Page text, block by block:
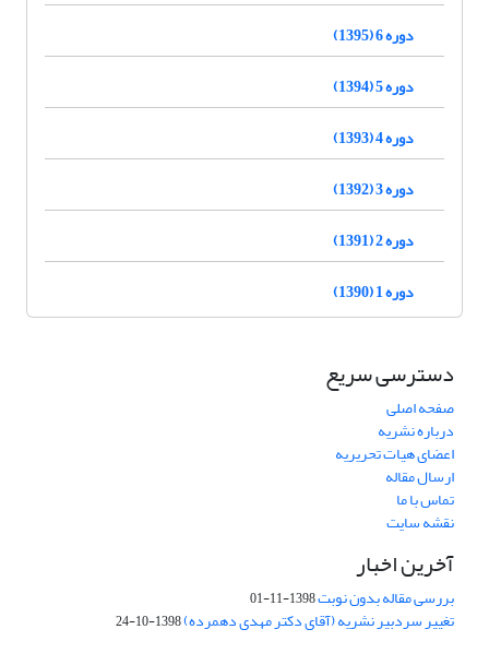
دوره 6 (1395)
دوره 5 (1394)
دوره 4 (1393)
دوره 3 (1392)
دوره 2 (1391)
دوره 1 (1390)
دسترسی سریع
صفحه اصلی
درباره نشریه
اعضای هیات تحریریه
ارسال مقاله
تماس با ما
نقشه سایت
آخرین اخبار
بررسی مقاله بدون نوبت1398-11-01
تغییر سردبیر نشریه (آقای دکتر مهدی دهمرده)1398-10-24